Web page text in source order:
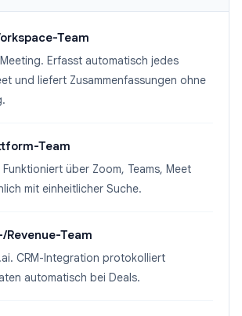
Team
Erfasst automatisch jedes
und liefert Zusammenfassungen ohne
Team
über Zoom, Teams, Meet
mit einheitlicher Suche.
Revenue-Team
CRM-Integration protokolliert
automatisch bei Deals.